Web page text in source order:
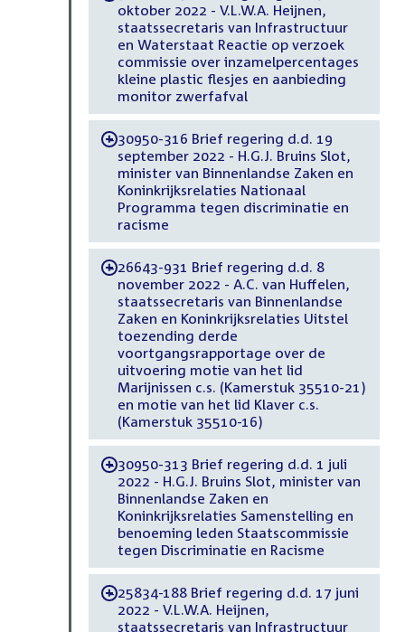
oktober 2022 - V.L.W.A. Heijnen,
staatssecretaris van Infrastructuur
en Waterstaat Reactie op verzoek
commissie over inzamelpercentages
kleine plastic flesjes en aanbieding
monitor zwerfafval
-30950-316 Brief regering d.d. 19
september 2022 - H.G.J. Bruins Slot,
minister van Binnenlandse Zaken en
Koninkrijksrelaties Nationaal
Programma tegen discriminatie en
racisme
-26643-931 Brief regering d.d. 8
november 2022 - A.C. van Huffelen,
staatssecretaris van Binnenlandse
Zaken en Koninkrijksrelaties Uitstel
toezending derde
voortgangsrapportage over de
uitvoering motie van het lid
Marijnissen c.s. (Kamerstuk 35510-21)
en motie van het lid Klaver c.s.
(Kamerstuk 35510-16)
-30950-313 Brief regering d.d. 1 juli
2022 - H.G.J. Bruins Slot, minister van
Binnenlandse Zaken en
Koninkrijksrelaties Samenstelling en
benoeming leden Staatscommissie
tegen Discriminatie en Racisme
-25834-188 Brief regering d.d. 17 juni
2022 - V.L.W.A. Heijnen,
staatssecretaris van Infrastructuur